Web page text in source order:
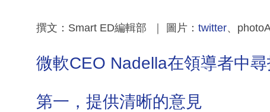
撰文：Smart ED編輯部 ｜ 圖片： twitter、
微軟CEO Nadella在領導者中尋
第一，提供清晰的意見